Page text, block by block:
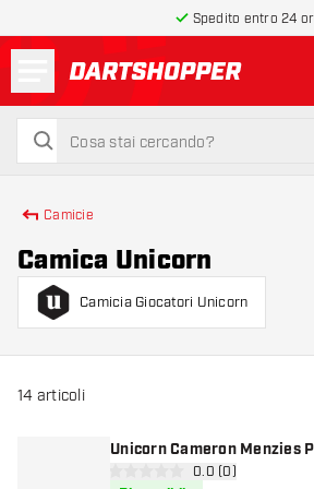
Spedito entro 24
torna alla home page
cerca
cerca
Camicie
Camica Unicorn
Camicia Giocatori Unicorn
14 articoli
Unicorn Cameron Menzies
apri pannello
0 stelle di valutazione
0.0 (0)